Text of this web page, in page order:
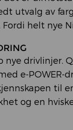
utvalg av
helt nye
drivlinjer.
e-POWER-
til
og en